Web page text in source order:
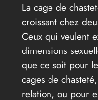
La cage de
croissant chez
Ceux qui veulent
dimensions
que ce soit pour
cages de
relation, ou pour